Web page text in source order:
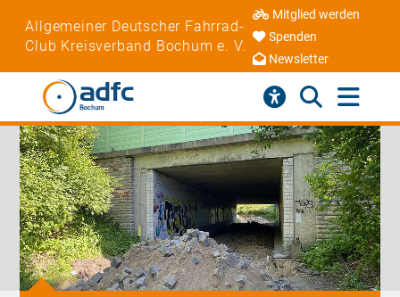
Allgemeiner Deutscher Fahrrad-
Club Kreisverband Bochum e. V.
Mitglied werden
Spenden
Newsletter